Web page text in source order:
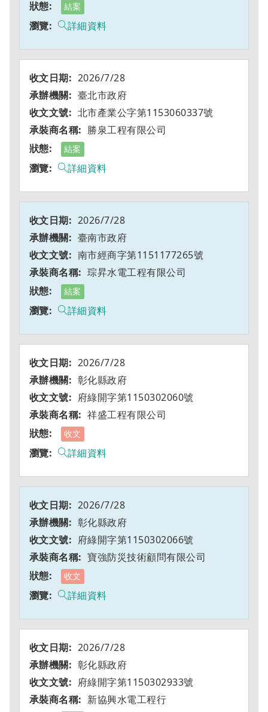
結案
詳細資料
2026/7/28
臺北市政府
北市產業公字第1153060337號
勝泉工程有限公司
結案
詳細資料
2026/7/28
臺南市政府
南市經商字第1151177265號
琮昇水電工程有限公司
結案
詳細資料
2026/7/28
彰化縣政府
府綠開字第1150302060號
祥盛工程有限公司
收文
詳細資料
2026/7/28
彰化縣政府
府綠開字第1150302066號
寶強防災技術顧問有限公司
收文
詳細資料
2026/7/28
彰化縣政府
府綠開字第1150302933號
新協興水電工程行